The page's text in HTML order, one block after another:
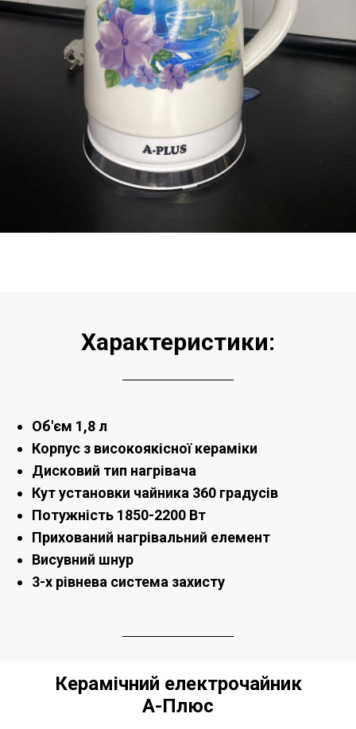
Характеристики:
Об'єм 1,8 л
Корпус з високоякісної кераміки
Дисковий тип нагрівача
Кут установки чайника 360 градусів
Потужність 1850-2200 Вт
Прихований нагрівальний елемент
Висувний шнур
3-х рівнева система захисту
Керамічний електрочайник
А-Плюс